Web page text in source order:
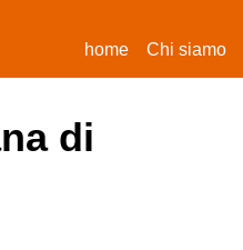
home(current)
Chi siamo
di